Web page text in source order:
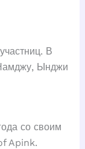
В
Ынджи
со своим
Apink.